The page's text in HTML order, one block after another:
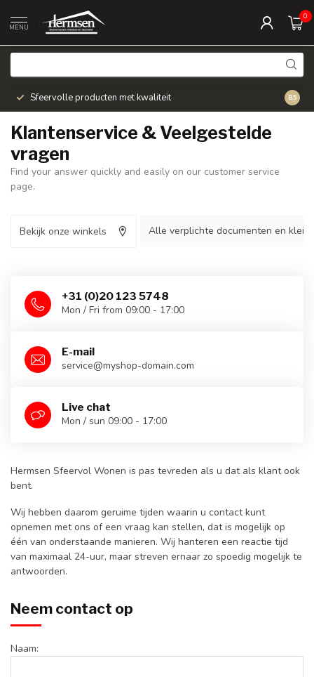
MENU
0
Sfeervolle producten met kwaliteit Snel
8.5
Klantenservice & Veelgestelde
vragen
Find your answer quickly and easily on our customer service
page.
Bekijk onze winkels Alle verplichte documenten en
+31 (0)20 123 5748
Mon / Fri from 09:00 - 17:00
E-mail
service@myshop-domain.com
Live chat
Mon / sun 09:00 - 17:00
Hermsen Sfeervol Wonen is pas tevreden als u dat als klant ook
bent.
Wij hebben daarom geruime tijden waarin u contact kunt
opnemen met ons of een vraag kan stellen, dat is mogelijk op
één van onderstaande manieren. Wij hanteren een reactie tijd
van maximaal 24-uur, maar streven ernaar zo spoedig mogelijk te
antwoorden.
Neem contact op
Naam: